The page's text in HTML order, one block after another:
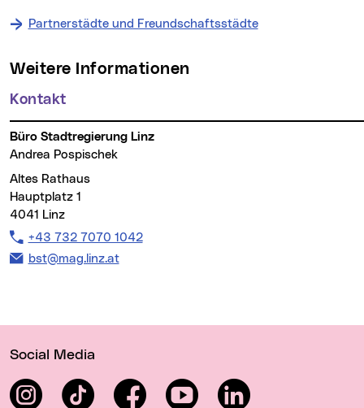
Partnerstädte und Freundschaftsstädte
Weitere Informationen
Kontakt
Büro Stadtregierung Linz
Andrea Pospischek
Altes Rathaus
Hauptplatz 1
4041 Linz
Telefon:
+43 732 7070 1042
E-Mail Adresse:
bst@mag.linz.at
Social Media
InstagramTikTok FacebookYouTube LinkedIn